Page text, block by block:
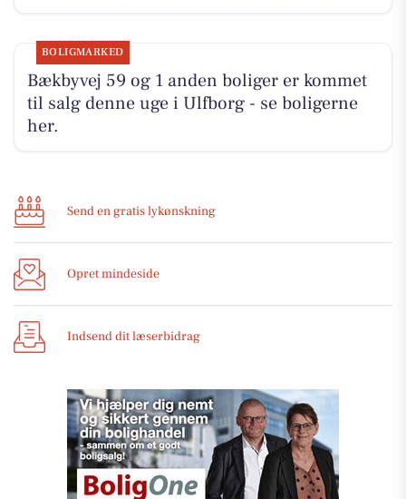
BOLIGMARKED
Bækbyvej 59 og 1 anden boliger er kommet
til salg denne uge i Ulfborg - se boligerne
her.
Send en gratis lykønskning
Opret mindeside
Indsend dit læserbidrag